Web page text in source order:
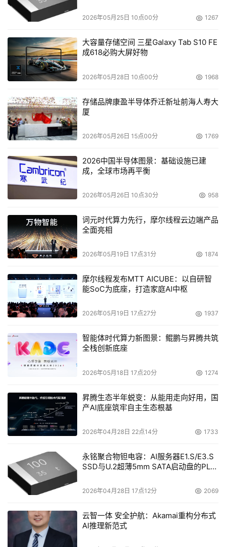
2026年05月25日 10点00分 1267
大容量存储空间 三星Galaxy Tab S10 FE
成618必购大屏好物
2026年05月28日 10点00分 1968
存储品牌康盈半导体乔迁新址前海人寿大
厦
2026年05月26日 15点00分 1769
2026中国半导体图景：基础设施已建
成，全球市场再平衡
2026年05月26日 10点30分 958
词元时代算力先行，摩尔线程云边端产品
全面亮相
2026年05月19日 17点31分 1874
摩尔线程发布MTT AICUBE：以自研智
能SoC为底座，打造家庭AI中枢
2026年05月19日 17点27分 1937
智能体时代算力新图景：鲲鹏与昇腾共筑
全栈创新底座
2026年05月18日 17点20分 1274
昇腾生态半年蜕变：从能用走向好用，国
产AI底座筑牢自主生态根基
2026年04月28日 22点14分 1733
永铭聚合物钽电容：AI服务器E1.S/E3.S
SSD与U.2超薄5mm SATA启动盘的PLP
2026年04月28日 17点12分 2069
云智一体 安全护航：Akamai重构分布式
AI推理新范式